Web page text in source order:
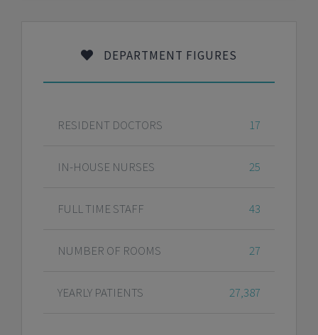
DEPARTMENT FIGURES
RESIDENT DOCTORS 17
IN-HOUSE NURSES 25
FULL TIME STAFF 43
NUMBER OF ROOMS 27
YEARLY PATIENTS 27,387